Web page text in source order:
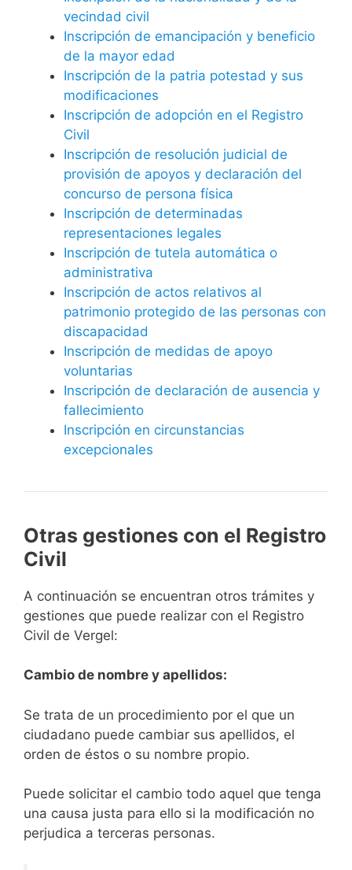
vecindad civil
Inscripción de emancipación y beneficio
de la mayor edad
Inscripción de la patria potestad y sus
modificaciones
Inscripción de adopción en el Registro
Civil
Inscripción de resolución judicial de
provisión de apoyos y declaración del
concurso de persona física
Inscripción de determinadas
representaciones legales
Inscripción de tutela automática o
administrativa
Inscripción de actos relativos al
patrimonio protegido de las personas con
discapacidad
Inscripción de medidas de apoyo
voluntarias
Inscripción de declaración de ausencia y
fallecimiento
Inscripción en circunstancias
excepcionales
Otras gestiones con el Registro
Civil
A continuación se encuentran otros trámites y
gestiones que puede realizar con el Registro
Civil de Vergel:
Cambio de nombre y apellidos:
Se trata de un procedimiento por el que un
ciudadano puede cambiar sus apellidos, el
orden de éstos o su nombre propio.
Puede solicitar el cambio todo aquel que tenga
una causa justa para ello si la modificación no
perjudica a terceras personas.